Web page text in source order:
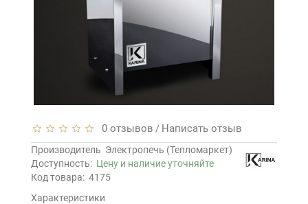
0 отзывов / Написать отзыв
Производитель Электропечь (Тепломаркет)
Доступность: Цену и наличие уточняйте
Код товара: 4175
Характеристики